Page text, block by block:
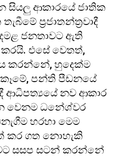
සියලු ආකාරයේ ජාතික
ප්‍රජාතන්ත්‍රවාදී
ජනතාවට ඇති
එසේ වෙතත්,
කරන්නේ, හුදෙක්ම
පන්ති පීඩනයේ
ආධිපත්‍යයේ නව ආකාර
වෙනම ධනේශ්වර
හරහා මෙම
කර ගත නොහැකි
සසප සටන් කරන්නේ